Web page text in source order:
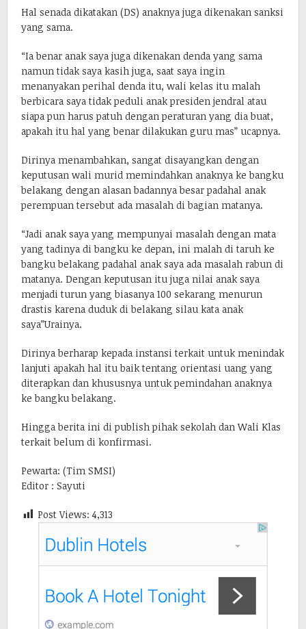
Hal senada dikatakan (DS) anaknya juga dikenakan sanksi
yang sama.
“Ia benar anak saya juga dikenakan denda yang sama
namun tidak saya kasih juga, saat saya ingin
menanyakan perihal denda itu, wali kelas itu malah
berbicara saya tidak peduli anak presiden jendral atau
siapa pun harus patuh dengan peraturan yang dia buat,
apakah itu hal yang benar dilakukan guru mas” ucapnya.
Dirinya menambahkan, sangat disayangkan dengan
keputusan wali murid memindahkan anaknya ke bangku
belakang dengan alasan badannya besar padahal anak
perempuan tersebut ada masalah di bagian matanya.
“Jadi anak saya yang mempunyai masalah dengan mata
yang tadinya di bangku ke depan, ini malah di taruh ke
bangku belakang padahal anak saya ada masalah rabun di
matanya. Dengan keputusan itu juga nilai anak saya
menjadi turun yang biasanya 100 sekarang menurun
drastis karena duduk di belakang silau kata anak
saya”Urainya.
Dirinya berharap kepada instansi terkait untuk menindak
lanjuti apakah hal itu baik tentang orientasi uang yang
diterapkan dan khususnya untuk pemindahan anaknya
ke bangku belakang.
Hingga berita ini di publish pihak sekolah dan Wali Klas
terkait belum di konfirmasi.
Pewarta: (Tim SMSI)
Editor : Sayuti
Post Views: 4,313